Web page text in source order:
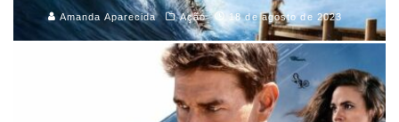
Amanda Aparecida Ação 18 de agosto de 2023